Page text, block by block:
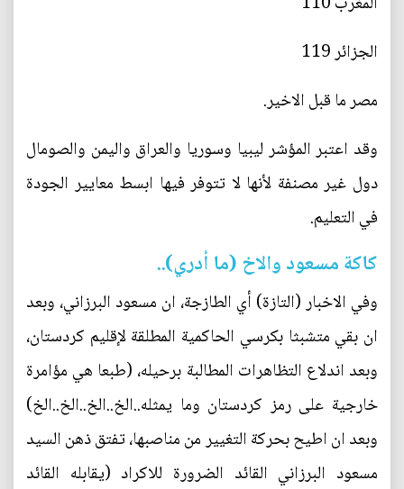
الجزائر 119
مصر ما قبل الاخير.
وقد اعتبر المؤشر ليبيا وسوريا والعراق واليمن والصومال
دول غير مصنفة لأنها لا تتوفر فيها ابسط معايير الجودة
في التعليم.
كاكة مسعود والاخ (ما أدري)..
وفي الاخبار (التازة) أي الطازجة، ان مسعود البرزاني، وبعد
ان بقي متشبثا بكرسي الحاكمية المطلقة لإقليم كردستان،
وبعد اندلاع التظاهرات المطالبة برحيله، (طبعا هي مؤامرة
خارجية على رمز كردستان وما يمثله..الخ..الخ..الخ..الخ)
وبعد ان اطيح بحركة التغيير من مناصبها، تفتق ذهن السيد
مسعود البرزاني القائد الضرورة للاكراد (يقابله القائد